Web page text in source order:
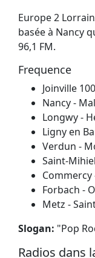
Europe 2
basée à Nancy
96,1 FM.
Frequence
Joinville
Nancy -
Longwy -
Ligny en
Verdun -
Saint-
Commercy
Forbach -
Metz -
Slogan: "Pop
Radios dans